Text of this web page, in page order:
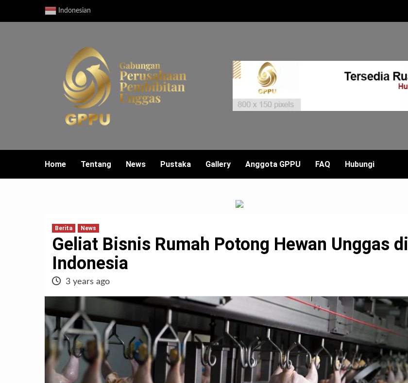
Indonesian
Home Tentang News Pustaka Gallery Anggota GPPU FAQ Hubungi
Berita News
Geliat Bisnis Rumah Potong Hewan Unggas di
Indonesia
3 years ago